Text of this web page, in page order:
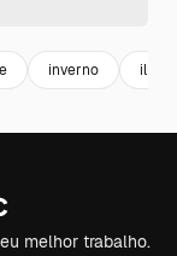
inverno
melhor trabalho.